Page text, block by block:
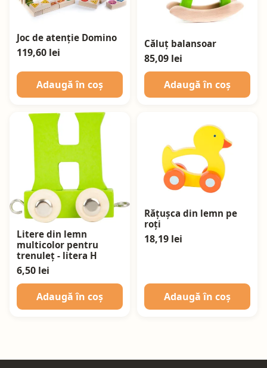
Joc de atenție Domino
119,60 lei
Adaugă în coș
Căluț balansoar
85,09 lei
Adaugă în coș
Litere din lemn
multicolor pentru
trenuleț - litera H
6,50 lei
Adaugă în coș
Rățușca din lemn pe
roți
18,19 lei
Adaugă în coș